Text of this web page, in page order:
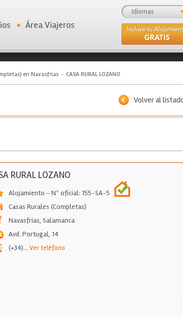
Idiomas
Área Viajeros
en Navasfrias CASA RURAL LOZANO
Volver al
RURAL LOZANO
Alojamiento - Nº oficial: 155-SA-5
Casas Rurales (Completas)
Navasfrias, Salamanca
Avd. Portugal, 14
(+34)... Ver teléfono